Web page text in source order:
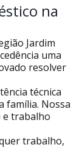
na
Jardim
uma
resolver
técnica
família. Nossa
e trabalho
trabalho,